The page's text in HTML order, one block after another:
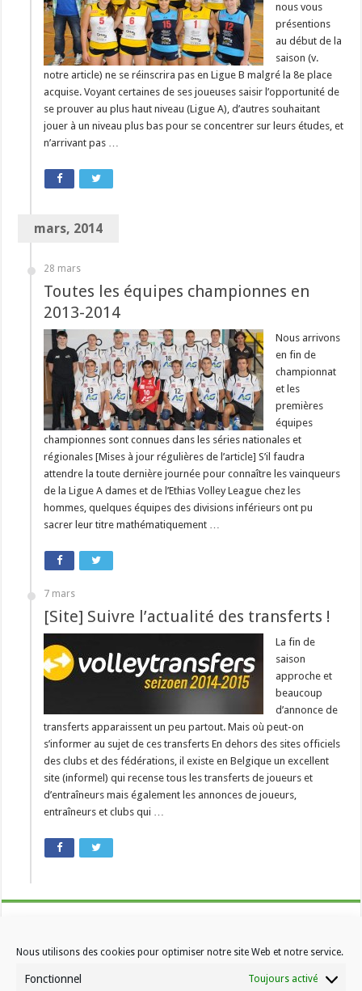
Nous utilisons des cookies pour optimiser notre site Web et notre service.
Fonctionnel Toujours activé
nous vous
présentions
au début de la
saison (v.
notre article) ne se réinscrira pas en Ligue B malgré la 8e place
acquise. Voyant certaines de ses joueuses saisir l’opportunité de
se prouver au plus haut niveau (Ligue A), d’autres souhaitant
jouer à un niveau plus bas pour se concentrer sur leurs études, et
n’arrivant pas …
mars, 2014
28 mars
Toutes les équipes championnes en
2013-2014
Nous arrivons
en fin de
championnat
et les
premières
équipes
championnes sont connues dans les séries nationales et
régionales [Mises à jour régulières de l’article] S’il faudra
attendre la toute dernière journée pour connaître les vainqueurs
de la Ligue A dames et de l’Ethias Volley League chez les
hommes, quelques équipes des divisions inférieurs ont pu
sacrer leur titre mathématiquement …
7 mars
[Site] Suivre l’actualité des transferts !
La fin de
saison
approche et
beaucoup
d’annonce de
transferts apparaissent un peu partout. Mais où peut-on
s’informer au sujet de ces transferts En dehors des sites officiels
des clubs et des fédérations, il existe en Belgique un excellent
site (informel) qui recense tous les transferts de joueurs et
d’entraîneurs mais également les annonces de joueurs,
entraîneurs et clubs qui …